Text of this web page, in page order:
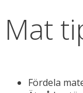
Mat
Fördela